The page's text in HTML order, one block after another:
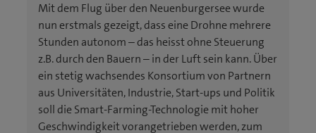
Mit dem Flug über den Neuenburgersee wurde
nun erstmals gezeigt, dass eine Drohne mehrere
Stunden autonom – das heisst ohne Steuerung
z.B. durch den Bauern – in der Luft sein kann. Über
ein stetig wachsendes Konsortium von Partnern
aus Universitäten, Industrie, Start-ups und Politik
soll die Smart-Farming-Technologie mit hoher
Geschwindigkeit vorangetrieben werden, zum